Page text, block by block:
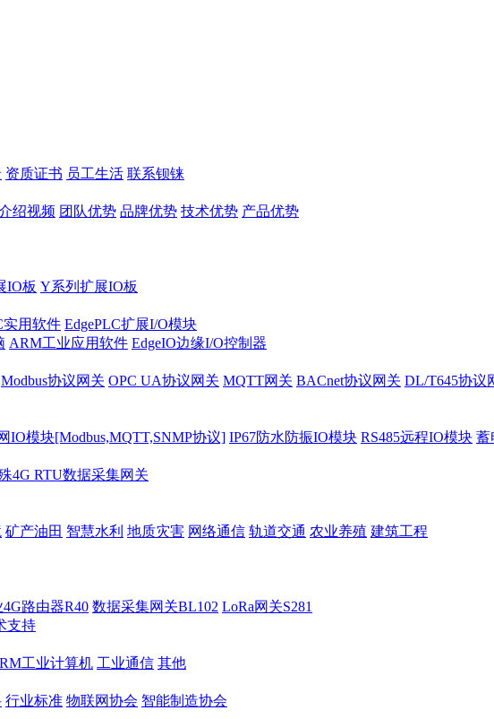
资质证书 员工生活 联系钡铼
绍视频 团队优势 品牌优势 技术优势 产品优势
IO板 Y系列扩展IO板
实用软件 EdgePLC扩展I/O模块
ARM工业应用软件 EdgeIO边缘I/O控制器
Modbus协议网关 OPC UA协议网关 MQTT网关 BACnet协议网关 DL/T645协议
IO模块[Modbus,MQTT,SNMP协议] IP67防水防振IO模块 RS485远程IO模块 蓄
4G RTU数据采集网关
矿产油田 智慧水利 地质灾害 网络通信 轨道交通 农业养殖 建筑工程
4G路由器R40 数据采集网关BL102 LoRa网关S281
支持
工业计算机 工业通信 其他
行业标准 物联网协会 智能制造协会